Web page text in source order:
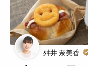
舛井 奈美香